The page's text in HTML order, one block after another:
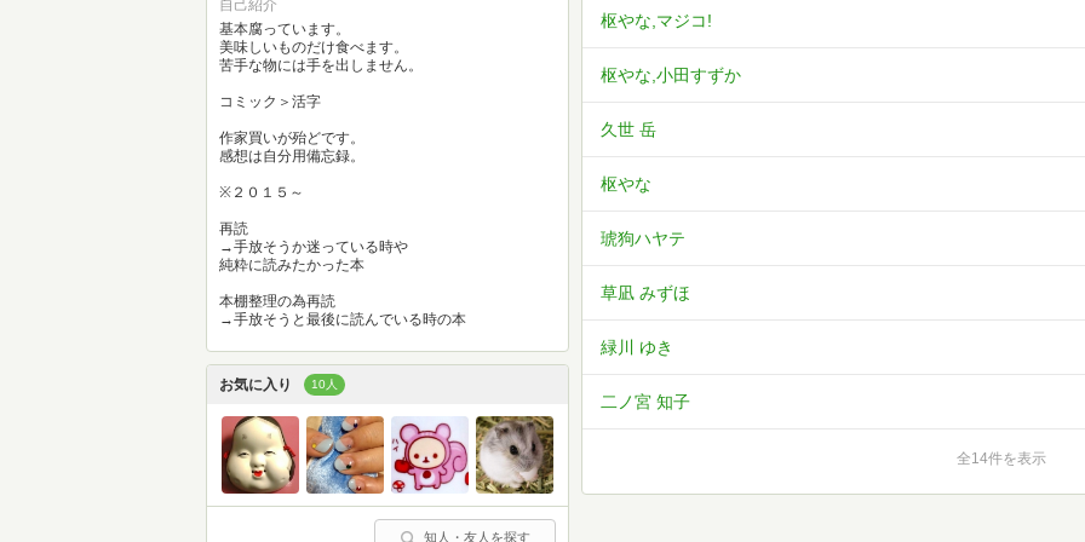
自己紹介
基本腐っています。
美味しいものだけ食べます。
苦手な物には手を出しません。
コミック＞活字
作家買いが殆どです。
感想は自分用備忘録。
※２０１５～
再読
→手放そうか迷っている時や
純粋に読みたかった本
本棚整理の為再読
→手放そうと最後に読んでいる時の本
お気に入り 10人
知人・友人を探す
枢やな,マジコ!
枢やな,小田すずか
久世 岳
枢やな
琥狗ハヤテ
草凪 みずほ
緑川 ゆき
二ノ宮 知子
全14件を表示